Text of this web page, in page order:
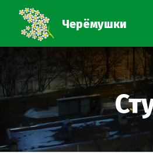
Черёмушки